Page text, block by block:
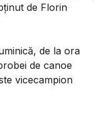
de Florin
de la ora
de canoe
vicecampion